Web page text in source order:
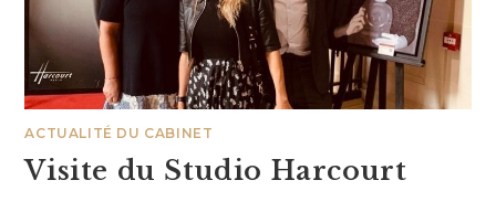
ACTUALITÉ DU CABINET
Visite du Studio Harcourt